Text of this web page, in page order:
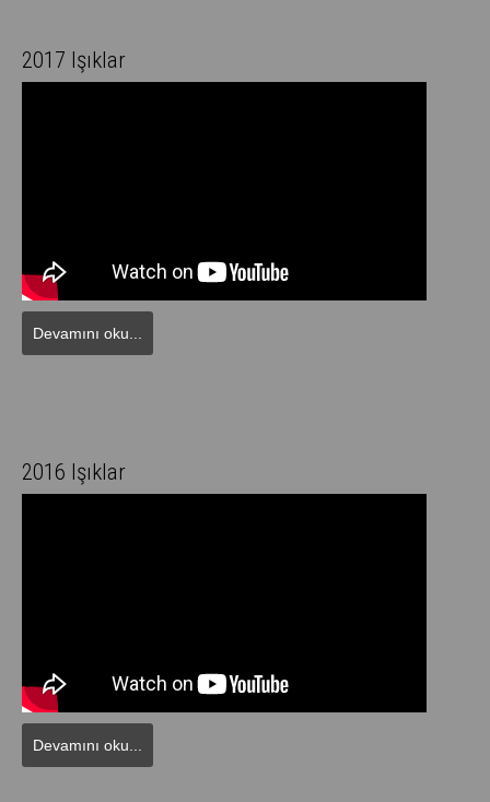
2017 Işıklar
Devamını oku...
2016 Işıklar
Devamını oku...